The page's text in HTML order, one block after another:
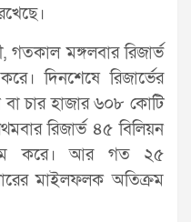
গতকাল মঙ্গলবার রিজার্ভ
দিনশেষে রিজার্ভের
চার হাজার ৬০৮ কোটি
রিজার্ভ ৪৫ বিলিয়ন
করে। আর গত ২৫
মাইলফলক অতিক্রম